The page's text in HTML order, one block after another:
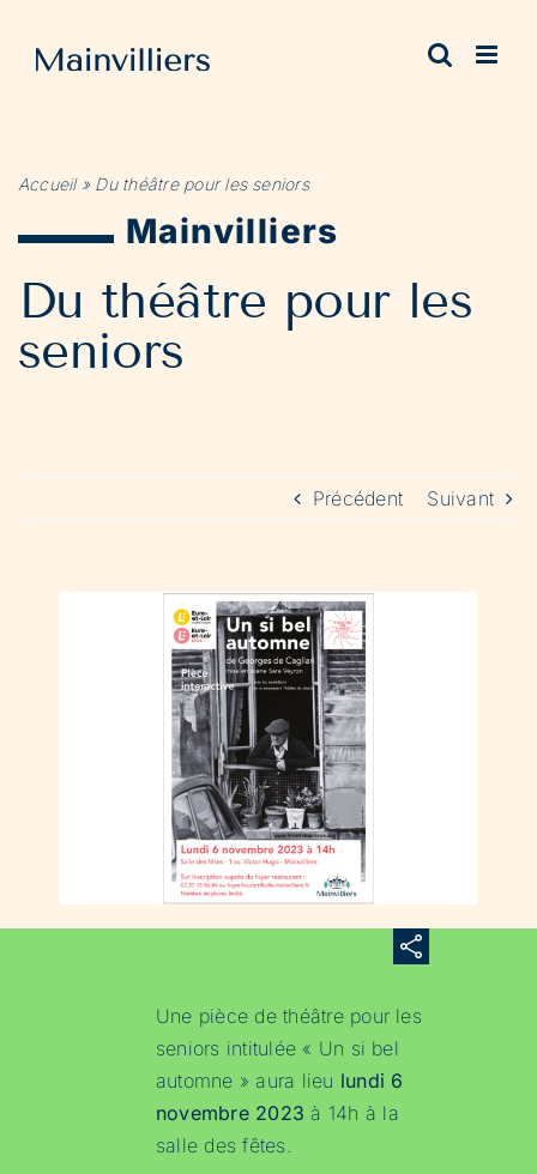
contenu
Accueil» Du théâtre pour les seniors
Mainvilliers
Du théâtre pour les
seniors
Précédent Suivant
Une pièce de théâtre pour les
seniors intitulée « Un si bel
automne » aura lieu lundi 6
novembre 2023 à 14h à la
salle des fêtes.